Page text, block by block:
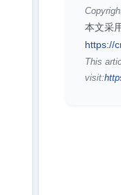
本文采
https://
This
visit: